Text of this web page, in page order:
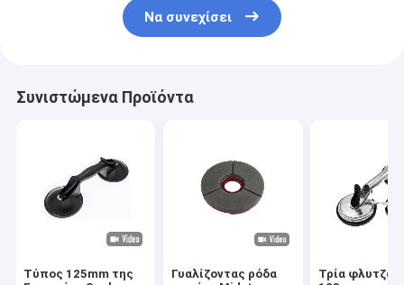
Να συνεχίσει
Συνιστώμενα Προϊόντα
Τύπος 125mm της
Γυαλίζοντας ρόδα
Τρία